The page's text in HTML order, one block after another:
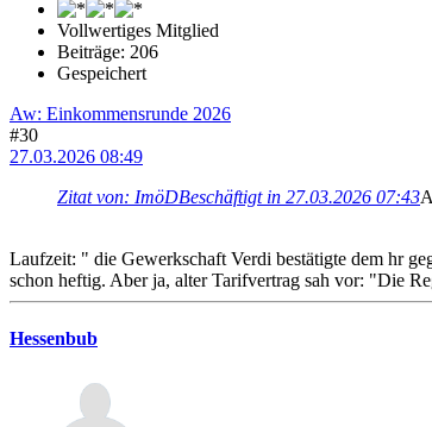
Vollwertiges Mitglied
Beiträge: 206
Gespeichert
Aw: Einkommensrunde 2026
#30
27.03.2026 08:49
Zitat von: ImöDBeschäftigt in 27.03.2026 07:43
Laufzeit: " die Gewerkschaft Verdi bestätigte dem hr
schon heftig. Aber ja, alter Tarifvertrag sah vor: "Die
Hessenbub